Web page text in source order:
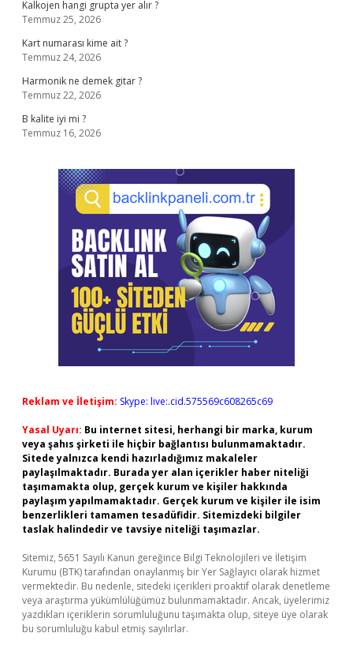
Kalkojen hangi grupta yer alır ?
Temmuz 25, 2026
Kart numarası kime ait ?
Temmuz 24, 2026
Harmonik ne demek gitar ?
Temmuz 22, 2026
B kalite iyi mi ?
Temmuz 16, 2026
Reklam ve İletişim: Skype: live:.cid.575569c608265c69
Yasal Uyarı: Bu internet sitesi, herhangi bir marka, kurum
veya şahıs şirketi ile hiçbir bağlantısı bulunmamaktadır.
Sitede yalnızca kendi hazırladığımız makaleler
paylaşılmaktadır. Burada yer alan içerikler haber niteliği
taşımamakta olup, gerçek kurum ve kişiler hakkında
paylaşım yapılmamaktadır. Gerçek kurum ve kişiler ile isim
benzerlikleri tamamen tesadüfidir. Sitemizdeki bilgiler
taslak halindedir ve tavsiye niteliği taşımazlar.
Sitemiz, 5651 Sayılı Kanun gereğince Bilgi Teknolojileri ve İletişim
Kurumu (BTK) tarafından onaylanmış bir Yer Sağlayıcı olarak hizmet
vermektedir. Bu nedenle, sitedeki içerikleri proaktif olarak denetleme
veya araştırma yükümlülüğümüz bulunmamaktadır. Ancak, üyelerimiz
yazdıkları içeriklerin sorumluluğunu taşımakta olup, siteye üye olarak
bu sorumluluğu kabul etmiş sayılırlar.